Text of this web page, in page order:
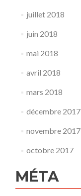
juillet 2018
juin 2018
mai 2018
avril 2018
mars 2018
décembre 2017
novembre 2017
octobre 2017
MÉTA